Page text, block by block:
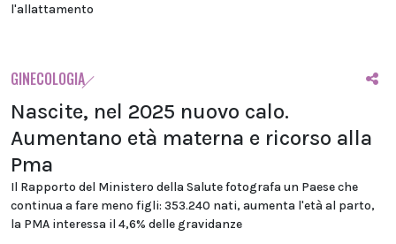
l'allattamento
GINECOLOGIA
Nascite, nel 2025 nuovo calo.
Aumentano età materna e ricorso alla
Pma
Il Rapporto del Ministero della Salute fotografa un Paese che
continua a fare meno figli: 353.240 nati, aumenta l'età al parto,
la PMA interessa il 4,6% delle gravidanze